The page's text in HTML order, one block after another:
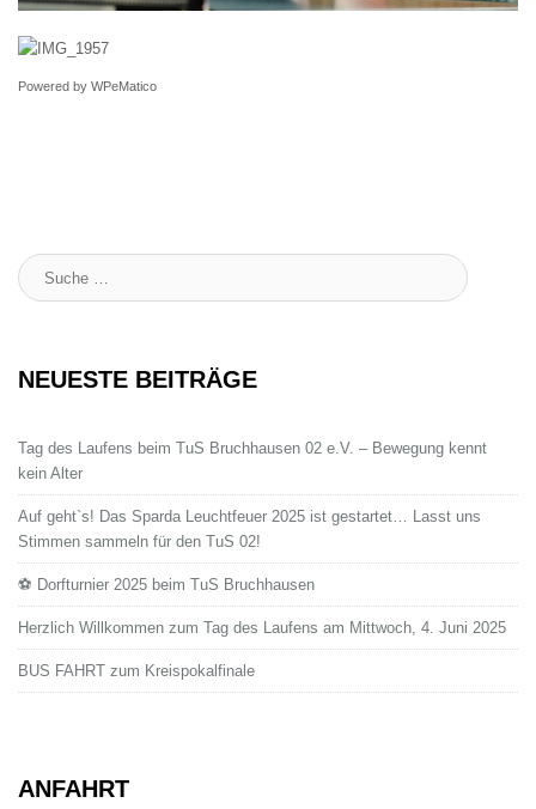
Powered by WPeMatico
Suche
:
NEUESTE BEITRÄGE
Tag des Laufens beim TuS Bruchhausen 02 e.V. – Bewegung kennt
kein Alter
Auf geht`s! Das Sparda Leuchtfeuer 2025 ist gestartet… Lasst uns
Stimmen sammeln für den TuS 02!
⚽ Dorfturnier 2025 beim TuS Bruchhausen
Herzlich Willkommen zum Tag des Laufens am Mittwoch, 4. Juni 2025
BUS FAHRT zum Kreispokalfinale
ANFAHRT